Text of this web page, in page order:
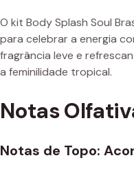
O kit Body Splash Soul
para celebrar a energia
fragrância leve e
a feminilidade tropical.
Notas
Notas de Topo: